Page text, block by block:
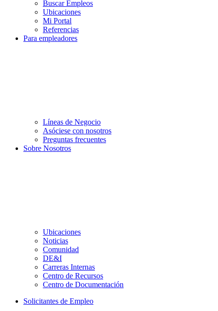
Buscar Empleos
Ubicaciones
Mi Portal
Referencias
Para empleadores
Líneas de Negocio
Asóciese con nosotros
Preguntas frecuentes
Sobre Nosotros
Ubicaciones
Noticias
Comunidad
DE&I
Carreras Internas
Centro de Recursos
Centro de Documentación
Solicitantes de Empleo